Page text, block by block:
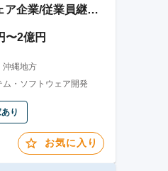
ア企業/従業員継続
〜2億円
沖縄地方
ム・ソフトウェア開発
り
お気に入り